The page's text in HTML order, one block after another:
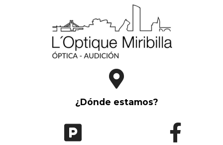
¿Dónde estamos?